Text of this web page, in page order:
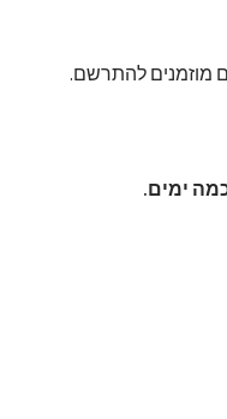
מוזמנים להתרשם.
ימים.